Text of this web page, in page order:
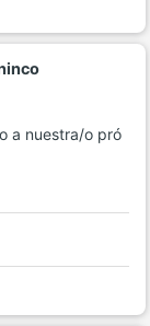
a nuestra/o pró